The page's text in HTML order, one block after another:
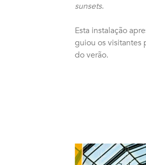
sunsets.
Esta instalação
guiou os visitantes
do verão.